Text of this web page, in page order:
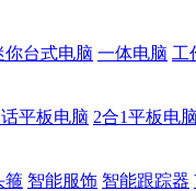
你台式电脑 一体电脑 工
平板电脑 2合1平板电脑
箍 智能服饰 智能跟踪器